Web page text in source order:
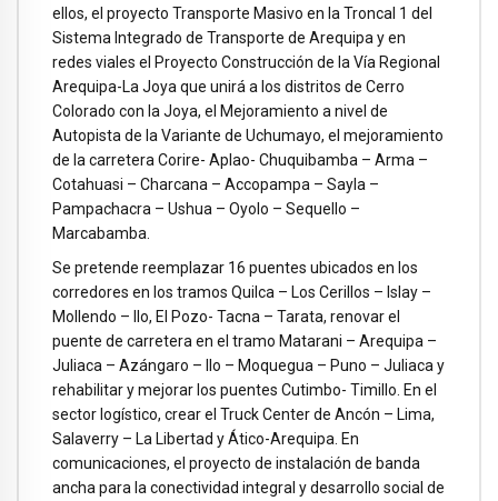
ellos, el proyecto Transporte Masivo en la Troncal 1 del
Sistema Integrado de Transporte de Arequipa y en
redes viales el Proyecto Construcción de la Vía Regional
Arequipa-La Joya que unirá a los distritos de Cerro
Colorado con la Joya, el Mejoramiento a nivel de
Autopista de la Variante de Uchumayo, el mejoramiento
de la carretera Corire- Aplao- Chuquibamba – Arma –
Cotahuasi – Charcana – Accopampa – Sayla –
Pampachacra – Ushua – Oyolo – Sequello –
Marcabamba.
Se pretende reemplazar 16 puentes ubicados en los
corredores en los tramos Quilca – Los Cerillos – Islay –
Mollendo – Ilo, El Pozo- Tacna – Tarata, renovar el
puente de carretera en el tramo Matarani – Arequipa –
Juliaca – Azángaro – Ilo – Moquegua – Puno – Juliaca y
rehabilitar y mejorar los puentes Cutimbo- Timillo. En el
sector logístico, crear el Truck Center de Ancón – Lima,
Salaverry – La Libertad y Ático-Arequipa. En
comunicaciones, el proyecto de instalación de banda
ancha para la conectividad integral y desarrollo social de